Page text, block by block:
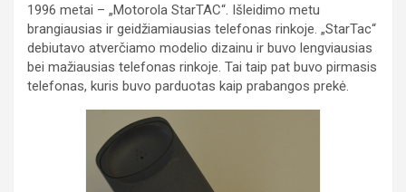
1996 metai – „Motorola StarTAC“. Išleidimo metu
brangiausias ir geidžiamiausias telefonas rinkoje. „StarTac“
debiutavo atverčiamo modelio dizainu ir buvo lengviausias
bei mažiausias telefonas rinkoje. Tai taip pat buvo pirmasis
telefonas, kuris buvo parduotas kaip prabangos prekė.